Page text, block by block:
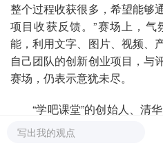
整个过程收获很多，希望能够
项目收获反馈。”赛场上，
能，利用文字、图片、视频、
自己团队的创新创业项目，与
赛场，仍表示意犹未尽。
“学吧课堂”的创始人、清
之后告诉记者说，2013开始
准备，去年他参加了首届“校
写出我的观点